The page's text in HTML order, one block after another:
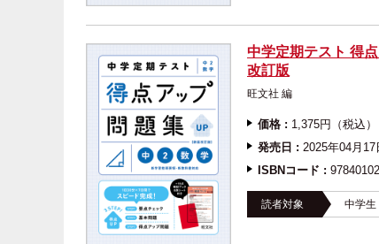
中学定期テスト 得
改訂版
旺文社 編
価格 : 1,375円（税込）
発売日 : 2025年04月17
ISBNコード :
読者対象 中学生